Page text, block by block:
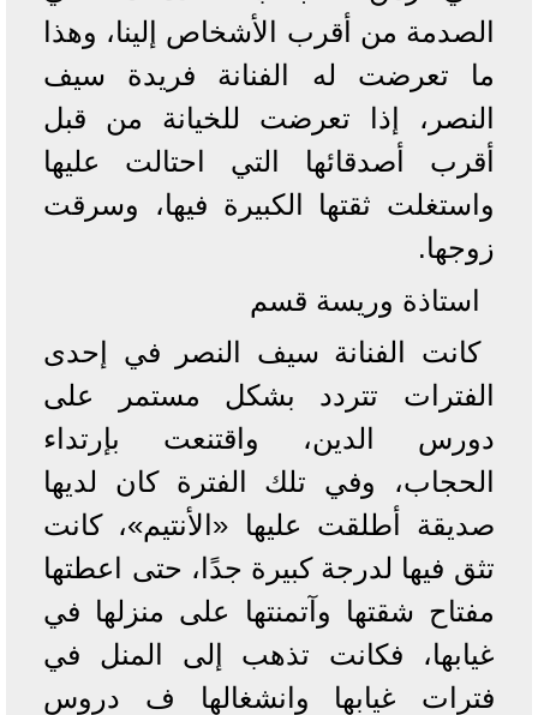
الصدمة من أقرب الأشخاص إلينا، وهذا
ما تعرضت له الفنانة فريدة سيف
النصر، إذا تعرضت للخيانة من قبل
أقرب أصدقائها التي احتالت عليها
واستغلت ثقتها الكبيرة فيها، وسرقت
زوجها.
استاذة وريسة قسم
كانت الفنانة سيف النصر في إحدى
الفترات تتردد بشكل مستمر على
دورس الدين، واقتنعت بإرتداء
الحجاب، وفي تلك الفترة كان لديها
صديقة أطلقت عليها «الأنتيم»، كانت
تثق فيها لدرجة كبيرة جدًا، حتى اعطتها
مفتاح شقتها وآتمنتها على منزلها في
غيابها، فكانت تذهب إلى المنل في
فترات غيابها وانشغالها ف دروس